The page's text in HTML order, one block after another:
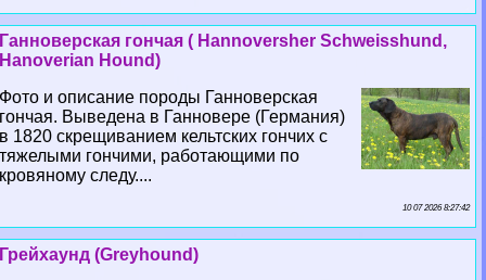
Ганноверская гончая ( Hannoversher Schweisshund,
Hanoverian Hound)
Фото и описание породы Ганноверская
гончая. Выведена в Ганновере (Германия)
в 1820 скрещиванием кельтских гончих с
тяжелыми гончими, работающими по
кровяному следу....
10 07 2026 8:27:42
Грейхаунд (Greyhound)